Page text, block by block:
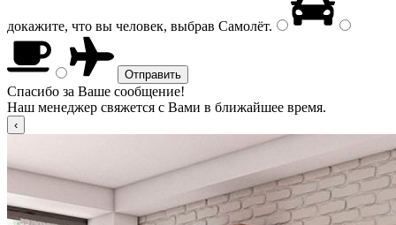
докажите, что вы человек, выбрав Самолёт.
Спасибо за Ваше сообщение!
Наш менеджер свяжется с Вами в ближайшее время.